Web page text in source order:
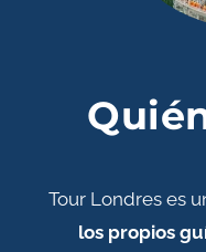
Tour Londres es
los propios